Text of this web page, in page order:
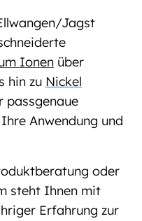
Jagst
Ionen über
hin zu Nickel
passgenaue
Anwendung und
oder
steht Ihnen mit
Erfahrung zur